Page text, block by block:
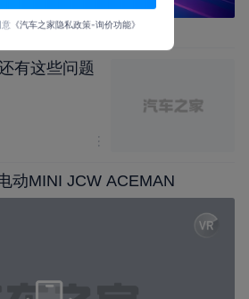
有这些问题
动MINI JCW ACEMAN
意 《汽车之家隐私政策-询价功能》